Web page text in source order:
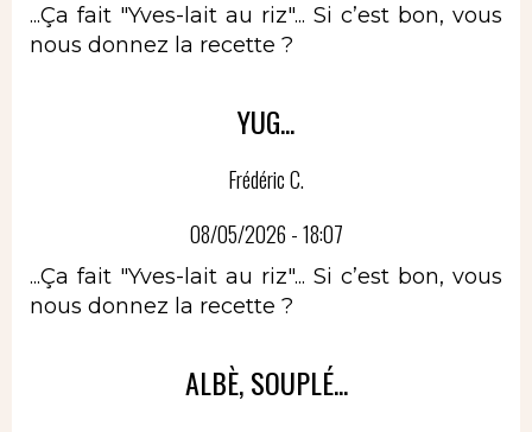
...Ça fait "Yves-lait au riz"... Si c’est bon, vous
nous donnez la recette ?
YUG...
Frédéric C.
08/05/2026 - 18:07
...Ça fait "Yves-lait au riz"... Si c’est bon, vous
nous donnez la recette ?
ALBÈ, SOUPLÉ...